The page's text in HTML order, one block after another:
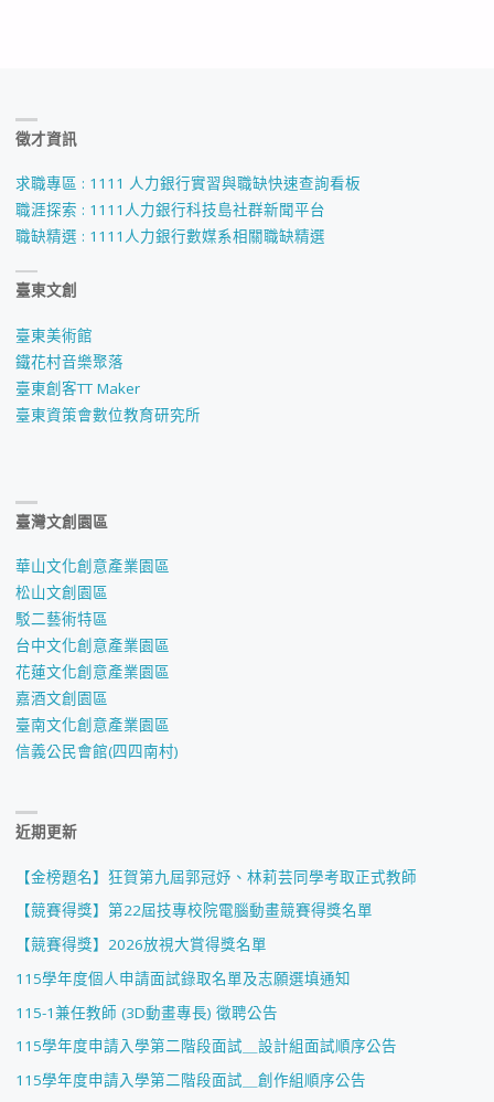
徵才資訊
求職專區 : 1111 人力銀行實習與職缺快速查詢看板
職涯探索 : 1111人力銀行科技島社群新聞平台
職缺精選 : 1111人力銀行數媒系相關職缺精選
臺東文創
臺東美術館
鐵花村音樂聚落
臺東創客TT Maker
臺東資策會數位教育研究所
臺灣文創園區
華山文化創意產業園區
松山文創園區
駁二藝術特區
台中文化創意產業園區
花蓮文化創意產業園區
嘉酒文創園區
臺南文化創意產業園區
信義公民會館(四四南村)
近期更新
【金榜題名】狂賀第九屆郭冠妤、林莉芸同學考取正式教師
【競賽得獎】第22屆技專校院電腦動畫競賽得獎名單
【競賽得獎】2026放視大賞得獎名單
115學年度個人申請面試錄取名單及志願選填通知
115-1兼任教師 (3D動畫專長) 徵聘公告
115學年度申請入學第二階段面試＿設計組面試順序公告
115學年度申請入學第二階段面試＿創作組順序公告